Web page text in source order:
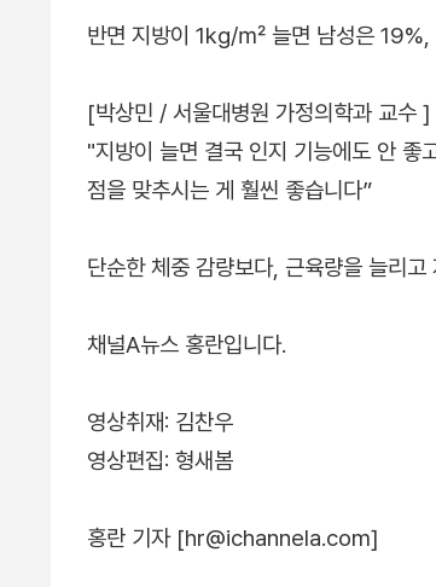
반면 지방이 1kg/㎡ 늘면 남성은 19%,
[박상민 / 서울대병원 가정의학과 교수 ]
"지방이 늘면 결국 인지 기능에도 안 좋
점을 맞추시는 게 훨씬 좋습니다”
단순한 체중 감량보다, 근육량을 늘리
채널A뉴스 홍란입니다.
영상취재: 김찬우
영상편집: 형새봄
홍란 기자 [hr@ichannela.com]